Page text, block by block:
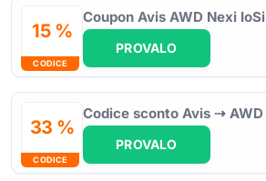
15 %
CODICE
Coupon Avis AWD Nexi IoSi
PROVALO
33 %
CODICE
Codice sconto Avis ⇢ AWD
PROVALO